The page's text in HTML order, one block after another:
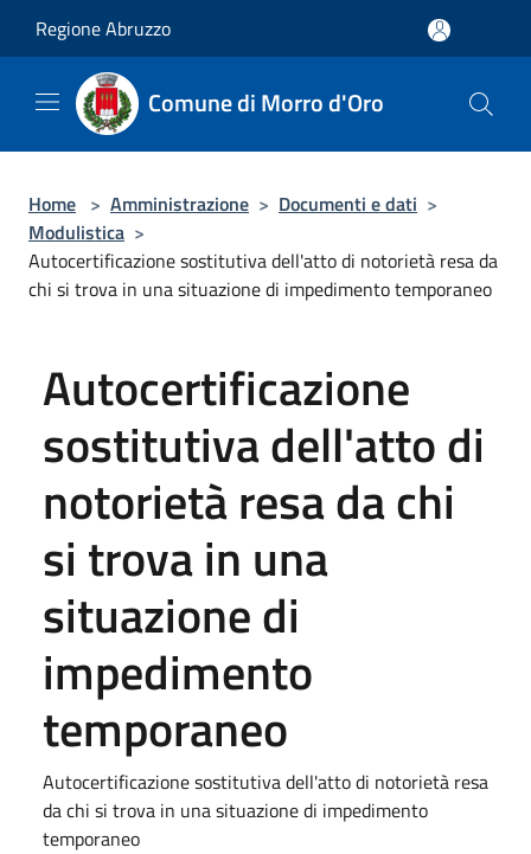
Regione Abruzzo
Comune di Morro d'Oro
Home > Amministrazione > Documenti e dati >
Modulistica >
Autocertificazione sostitutiva dell'atto di notorietà resa da
chi si trova in una situazione di impedimento temporaneo
Autocertificazione
sostitutiva dell'atto di
notorietà resa da chi
si trova in una
situazione di
impedimento
temporaneo
Autocertificazione sostitutiva dell'atto di notorietà resa
da chi si trova in una situazione di impedimento
temporaneo